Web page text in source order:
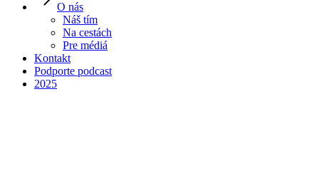
O nás
Náš tím
Na cestách
Pre médiá
Kontakt
Podporte podcast
2025